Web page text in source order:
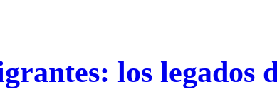
los legados